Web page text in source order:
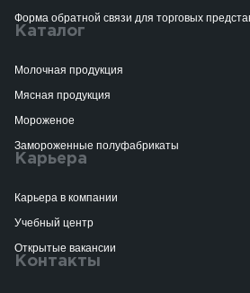
Форма обратной связи для торговых
Каталог
Молочная продукция
Мясная продукция
Мороженое
Замороженные полуфабрикаты
Карьера
Карьера в компании
Учебный центр
Открытые вакансии
Контакты